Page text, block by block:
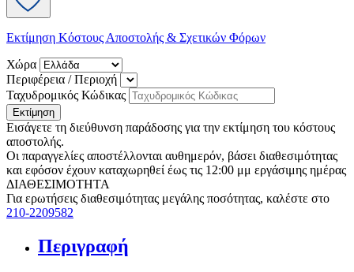
Εκτίμηση Κόστους Αποστολής & Σχετικών Φόρων
Χώρα
Περιφέρεια / Περιοχή
Ταχυδρομικός Κώδικας
Εκτίμηση
Εισάγετε τη διεύθυνση παράδοσης για την εκτίμηση του κόστους
αποστολής.
Οι παραγγελίες αποστέλλονται αυθημερόν, βάσει διαθεσιμότητας
και εφόσον έχουν καταχωρηθεί έως τις 12:00 μμ εργάσιμης ημέρας
ΔΙΑΘΕΣΙΜΟΤΗΤΑ
Για ερωτήσεις διαθεσιμότητας μεγάλης ποσότητας, καλέστε στο
210-2209582
Περιγραφή